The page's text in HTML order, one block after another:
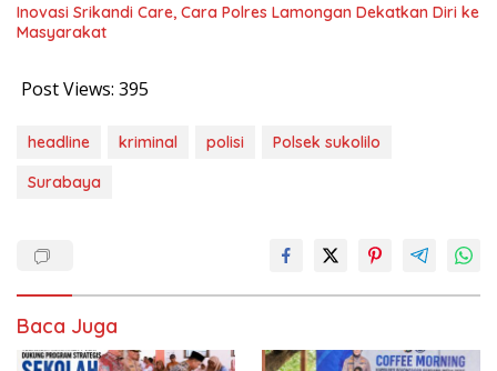
Inovasi Srikandi Care, Cara Polres Lamongan Dekatkan Diri ke
Masyarakat
Post Views: 395
headline kriminal polisi
Polsek sukolilo
Surabaya
Baca Juga